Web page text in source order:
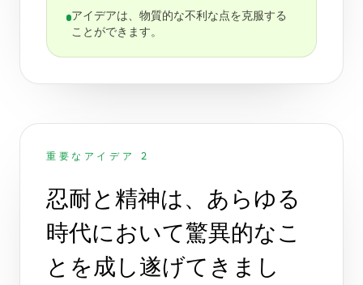
アイデアは、物質的な不利な点を克服する
ことができます。
重要なアイデア 2
忍耐と精神は、あらゆる
時代において驚異的なこ
とを成し遂げてきまし